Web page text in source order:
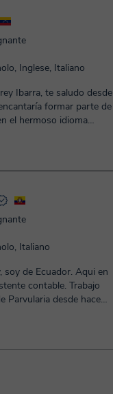
Inglese, Italiano
Ibarra, te saludo desde
formar parte de
el hermoso idioma
experiencia...
Italiano
soy de Ecuador. Aqui en
contable. Trabajo
Parvularia desde hace
clases...